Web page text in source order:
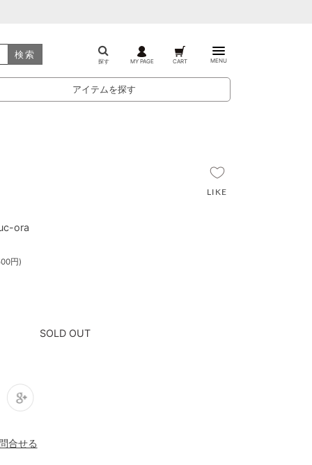
検索
探す MY PAGE CART MENU
アイテムを探す
ora
円)
SOLD OUT